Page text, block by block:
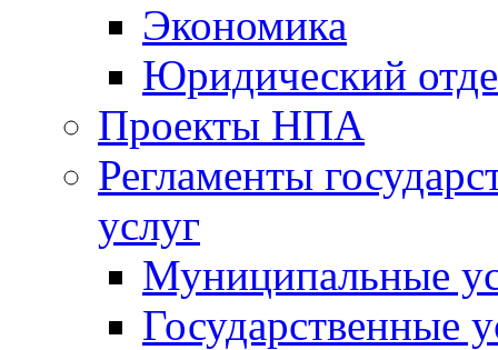
Экономика
Юридический
Проекты НПА
Регламенты
услуг
Муниципальные
Государственные